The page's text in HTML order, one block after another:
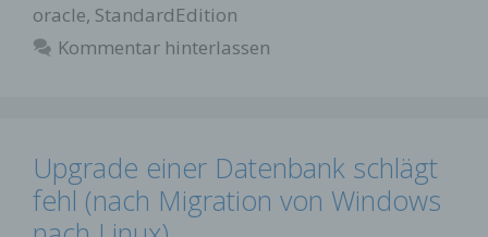
oracle, StandardEdition
Kommentar hinterlassen
Upgrade einer Datenbank schlägt
fehl (nach Migration von Windows